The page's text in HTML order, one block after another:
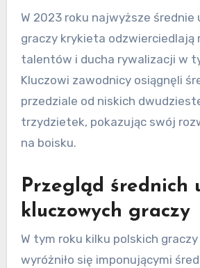
W 2023 roku najwyższe średnie
graczy krykieta odzwierciedlają
talentów i ducha rywalizacji w
Kluczowi zawodnicy osiągnęli
przedziale od niskich
trzydzietek, pokazując swój
na boisku.
Przegląd średnich
kluczowych graczy
W tym roku kilku polskich
wyróżniło się imponującymi